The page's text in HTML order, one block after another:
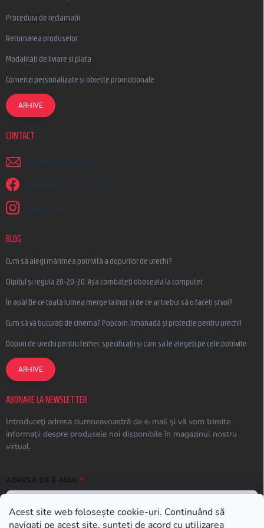
Acest site web folosește cookie-uri. Continuând să
navigați pe acest site, sunteți de acord cu utilizarea
Procedura de reclamații
Returnarea produselor
Modalități de livrare si plata
Comenzi personalizate și obiecte promoționale
ARHIVE
CONTACT
scrieti @ earplugs.ro
Suntem și pe Facebook!
earplugs.ro
BLOG
Cum să alegi mărimea potrivită a dopurilor de urechi?
Clipitul și regula 20-20-20: Așa combateți oboseala la computer
În apă! De ce toată lumea merge la înot și de ce ar trebui să o faceți și voi?
Cum să vă bucurați de cinema? Popcorn, limonadă și protecție pentru urechi!
Dopuri de urechi pentru femei: specificații și cum să le alegeți pe cele potrivite
ARHIVE
ABONARE LA NEWSLETTER
Introduceţi adresa dumneavoastră de e-mail şi vă vom trimite
informaţii despre produsele noi disponibile în magazinul nostru
virtual.
ADRESĂ DE E-MAIL